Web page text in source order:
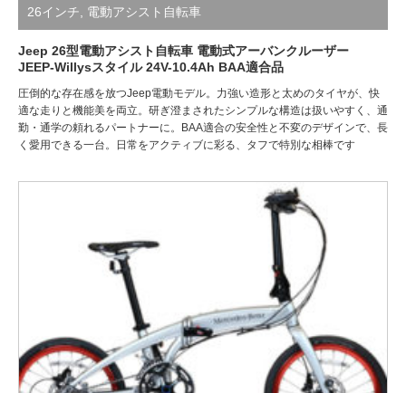
26インチ 電動アシスト自転車
Jeep 26型電動アシスト自転車 電動式アーバンクルーザー
JEEP-Willysスタイル 24V-10.4Ah BAA適合品
圧倒的な存在感を放つJeep電動モデル。力強い造形と太めのタイヤが、快
適な走りと機能美を両立。研ぎ澄まされたシンプルな構造は扱いやすく、通
勤・通学の頼れるパートナーに。BAA適合の安全性と不変のデザインで、長
く愛用できる一台。日常をアクティブに彩る、タフで特別な相棒です